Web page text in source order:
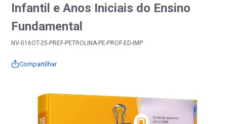
Infantil e Anos Iniciais do Ensino
Fundamental
NV-016OT-25-PREF-PETROLINA-PE-PROF-ED-IMP
Compartilhar